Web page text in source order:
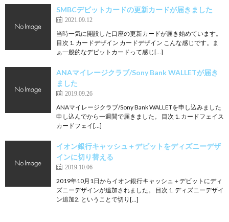
SMBCデビットカードの更新カードが届きました
2021.09.12
当時一気に開設した口座の更新カードが届き始めています。
目次 1. カードデザイン カードデザイン こんな感じです。ま
ぁ一般的なデビットカードって感じ[…]
ANAマイレージクラブ/Sony Bank WALLETが届き
ました
2019.09.26
ANAマイレージクラブ/Sony Bank WALLETを申し込みました
申し込んでから一週間で届きました。 目次 1. カードフェイス
カードフェイ[…]
イオン銀行キャッシュ＋デビットをディズニーデザ
インに切り替える
2019.10.06
2019年10月1日からイオン銀行キャッシュ＋デビットにディ
ズニーデザインが追加されました。 目次 1. ディズニーデザイ
ン追加2. ということで切り[…]